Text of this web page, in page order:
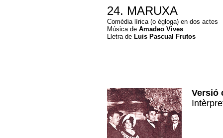
24. MARUXA
Comèdia lírica (o ègloga) en dos actes
Música de Amadeo Vives
Lletra de Luis Pascual Frutos
Versió